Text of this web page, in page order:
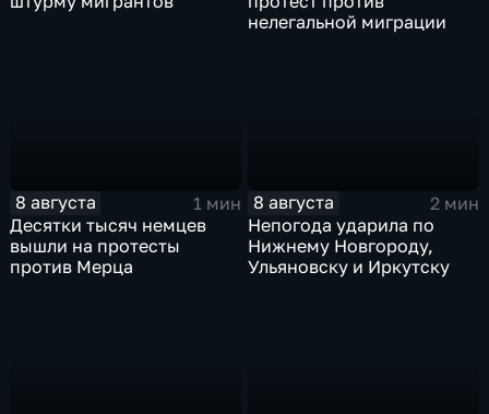
нелегальной миграции
8 августа
1 мин
Десятки тысяч немцев
вышли на протесты
против Мерца
8 августа
2 мин
Непогода ударила по
Нижнему Новгороду,
Ульяновску и Иркутску